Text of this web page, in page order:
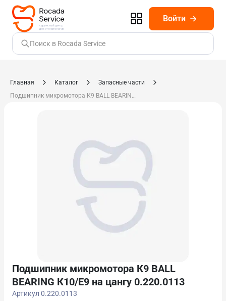
Войти
Поиск в Rocada Service
Главная Каталог
Запасные части
Подшипник микромотора К9 BALL BEARING К10/Е9 на цангу 0.220.0113
Подшипник микромотора К9 BALL
BEARING К10/Е9 на цангу 0.220.0113
Артикул 0.220.0113